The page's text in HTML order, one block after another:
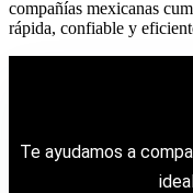
compañías mexicanas
rápida, confiable y
Te ayudamos a